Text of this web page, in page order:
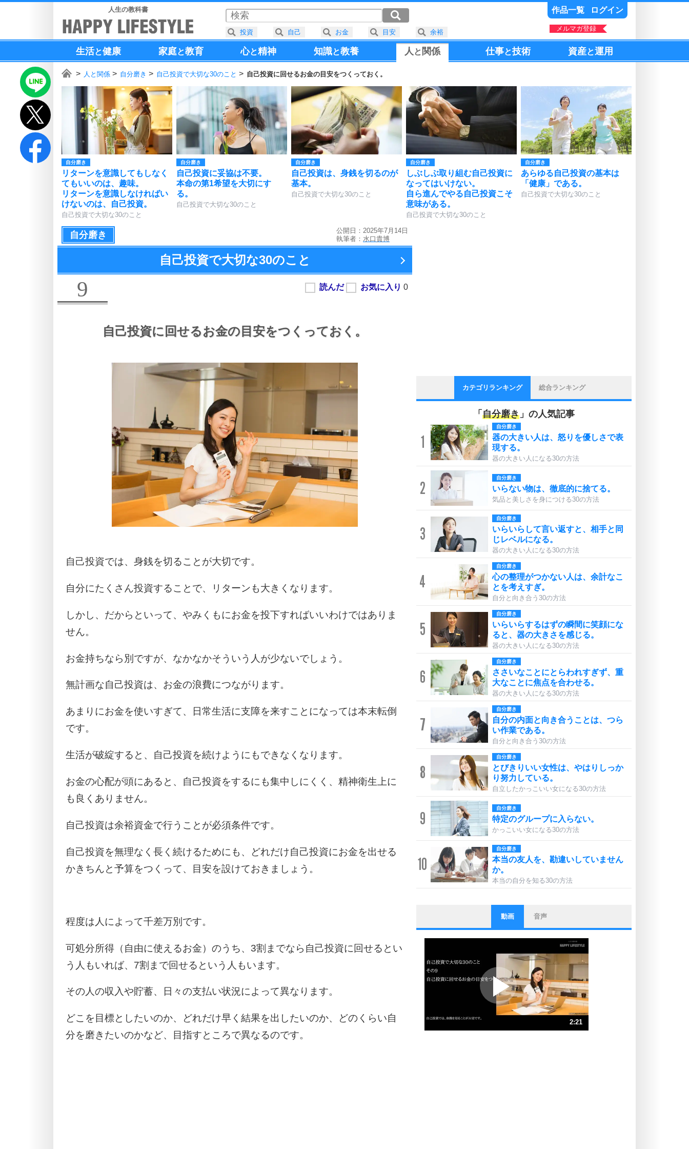
人生の教科書 作品一覧 ログイン
メルマガ登録
生活と健康 家庭と教育 心と精神 知識と教養 人と 関係 仕事と技術 資産と運用
人と関係 自分磨き 自己投資で大切な30のこと 自己投資に回せるお金の目安をつくっておく。
自分磨き
リターンを意識してもしなく
てもいいのは、趣味。
リターンを意識しなければい
けないのは、自己投資。
自己投資で大切な30のこと
自分磨き
自己投資に妥協は不要。
本命の第1希望を大切にす
る。
自己投資で大切な30のこと
自分磨き
自己投資は、身銭を切るのが
基本。
自己投資で大切な30のこと
自分磨き
しぶしぶ取り組む自己投資に
なってはいけない。
自ら進んでやる自己投資こそ
意味がある。
自己投資で大切な30のこと
自分磨き
あらゆる自己投資の基本は
「健康」である。
自己投資で大切な30のこと
自分磨き
公開日：2025年7月14日
執筆者： 水口貴博
自己投資で大切な30のこと
9
自己投資に回せるお金の目安をつくっておく。
自己投資では、身銭を切ることが大切です。
自分にたくさん投資することで、リターンも大きくなります。
しかし、だからといって、やみくもにお金を投下すればいいわけではありま
せん。
お金持ちなら別ですが、なかなかそういう人が少ないでしょう。
無計画な自己投資は、お金の浪費につながります。
あまりにお金を使いすぎて、日常生活に支障を来すことになっては本末転倒
です。
生活が破綻すると、自己投資を続けようにもできなくなります。
お金の心配が頭にあると、自己投資をするにも集中しにくく、精神衛生上に
も良くありません。
自己投資は余裕資金で行うことが必須条件です。
自己投資を無理なく長く続けるためにも、どれだけ自己投資にお金を出せる
かきちんと予算をつくって、目安を設けておきましょう。
程度は人によって千差万別です。
可処分所得（自由に使えるお金）のうち、3割までなら自己投資に回せるとい
う人もいれば、7割まで回せるという人もいます。
その人の収入や貯蓄、日々の支払い状況によって異なります。
どこを目標としたいのか、どれだけ早く結果を出したいのか、どのくらい自
分を磨きたいのかなど、目指すところで異なるのです。
カテゴリランキング 総合ランキング
「 自分磨き 」の人気記事
1
自分磨き
器の大きい人は、怒りを優しさで表
現する。
器の大きい人になる30の方法
2
自分磨き
いらない物は、徹底的に捨てる。
気品と美しさを身につける30の方法
3
自分磨き
いらいらして言い返すと、相手と同
じレベルになる。
器の大きい人になる30の方法
4
自分磨き
心の整理がつかない人は、余計なこ
とを考えすぎ。
自分と向き合う30の方法
5
自分磨き
いらいらするはずの瞬間に笑顔にな
ると、器の大きさを感じる。
器の大きい人になる30の方法
6
自分磨き
ささいなことにとらわれすぎず、重
大なことに焦点を合わせる。
器の大きい人になる30の方法
7
自分磨き
自分の内面と向き合うことは、つら
い作業である。
自分と向き合う30の方法
8
自分磨き
とびきりいい女性は、やはりしっか
り努力している。
自立したかっこいい女になる30の方法
9
自分磨き
特定のグループに入らない。
かっこいい女になる30の方法
10
自分磨き
本当の友人を、勘違いしていません
か。
本当の自分を知る30の方法
1
ストレス対策
他人と比べない。
いっそのこと、他人を見ない。
ポジティブになれない原因は、行動
しないから。
ポジティブ思考になる30の方法
3
ストレス対策
動画 音声
2:21
投資 自己 お金 目安 余裕